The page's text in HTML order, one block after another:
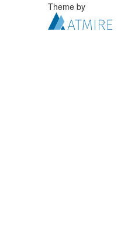
Theme by